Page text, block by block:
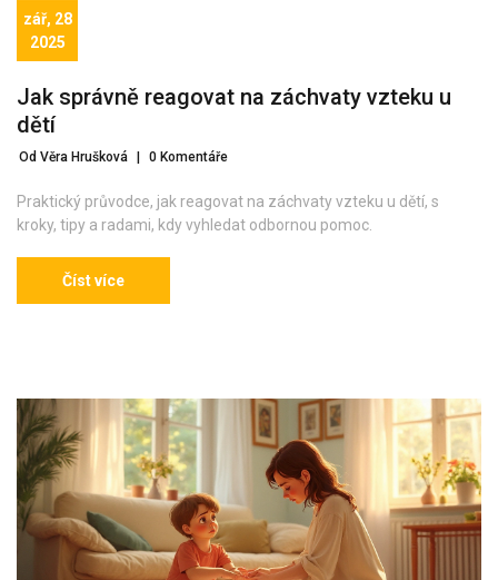
zář, 28
2025
Jak správně reagovat na záchvaty vzteku u
dětí
Od Věra Hrušková 0 Komentáře
Praktický průvodce, jak reagovat na záchvaty vzteku u dětí, s
kroky, tipy a radami, kdy vyhledat odbornou pomoc.
Číst více